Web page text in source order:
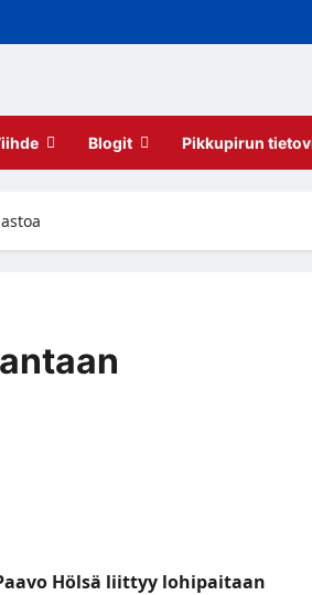
Blogit Pikkupirun
Hölsä liittyy lohipaitaan